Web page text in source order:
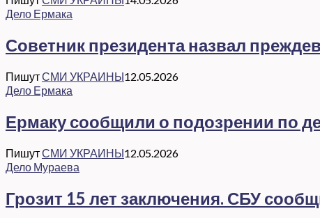
Дело Ермака
Советник президента назвал
ПишутСМИ УКРАИНЫ12.05.2026
Дело Ермака
Ермаку сообщили о подозрении по
ПишутСМИ УКРАИНЫ12.05.2026
Дело Мураева
Грозит 15 лет заключения. СБУ